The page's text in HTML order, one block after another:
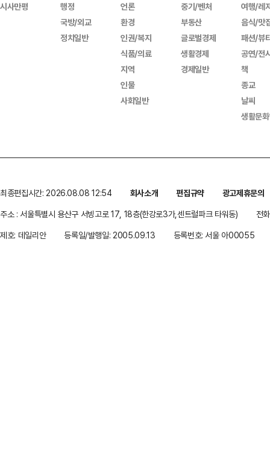
시사만평
행정
국방/외교
정치일반
언론
환경
인권/복지
식품/의료
지역
인물
사회일반
중기/벤처
부동산
글로벌경제
생활경제
경제일반
여행/레
음식/맛
패션/뷰
공연/전
책
종교
날씨
생활문
최종편집시간: 2026.08.08 12:54 회사소개 편집규약
광고제휴문의
주소 : 서울특별시 용산구 서빙고로 17, 18층(한강로3가,센트럴파크 타워동)
전
제호: 데일리안
등록일/발행일: 2005.09.13 등록번호: 서울 아00055